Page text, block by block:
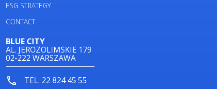
ESG STRATEGY
CONTACT
BLUE CITY
AL. JEROZOLIMSKIE 179
02-222 WARSZAWA
TEL. 22 824 45 55